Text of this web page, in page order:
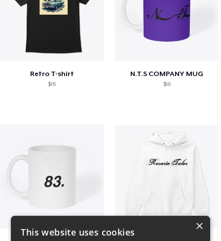
Retro T-shirt
$18
N.T.S COMPANY MUG
$16
×
This website uses cookies